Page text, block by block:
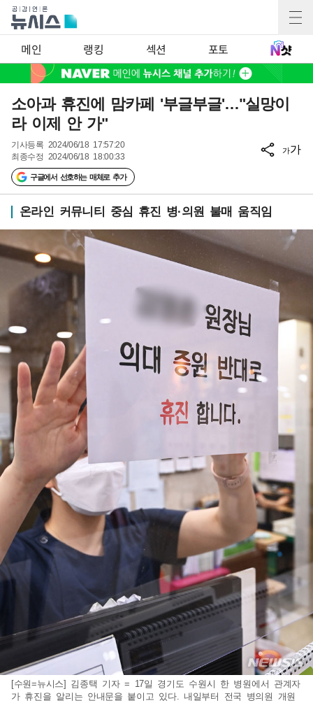
메인 랭킹 섹션 포토
소아과 휴진에 맘카페 '부글부글'…"실망이
라 이제 안 가"
기사등록 2024/06/18 17:57:20
최종수정 2024/06/18 18:00:33
구글에서 선호하는 매체로 추가
가가
온라인 커뮤니티 중심 휴진 병·의원 불매 움직임
[수원=뉴시스] 김종택 기자 = 17일 경기도 수원시 한 병원에서 관계자
가 휴진을 알리는 안내문을 붙이고 있다. 내일부터 전국 병의원 개원